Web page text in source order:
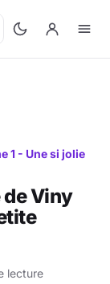
1 - Une si jolie
Viny
lecture